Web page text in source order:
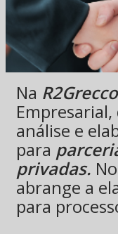
Na R2Grecco
análise e
para
privadas.
abrange a
para